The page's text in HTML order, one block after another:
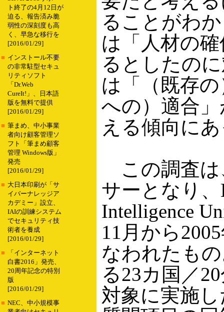
ト終了の4月12日が
迫る、報告済み脆
弱性の深刻度も高
く、早急な移行を
[2016/01/29]
■ インストール不要
の非常駐型セキュ
リティソフト
「Dr.Web
CureIt!」、日本語
版を無料で提供
[2016/01/29]
■ 筆まめ、中小事業
者向け顧客管理ソ
フト「筆まめ顧客
管理 Windows版」
発売
[2016/01/29]
■ 大日本印刷が「サ
イバーナレッジア
カデミー」設立、
IAIの訓練システム
でセキュリティ技
術者を養成
[2016/01/29]
■
「インターネット
白書2016」発売、
20周年記念の特別
版
[2016/01/29]
■ NEC、中小規模事
ることがわ
は「人材の
るとしたの
は「（既存
への）適合
える傾向に
この調査は
サーとなり、
Intelligence
11月から
なわれたも
る23カ国／
対象に実施